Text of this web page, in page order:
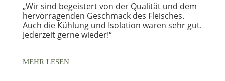
„Wir sind begeistert von der Qualität und dem
hervorragenden Geschmack des Fleisches.
Auch die Kühlung und Isolation waren sehr gut.
Jederzeit gerne wieder!“
MEHR LESEN